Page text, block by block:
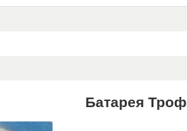
Батарея